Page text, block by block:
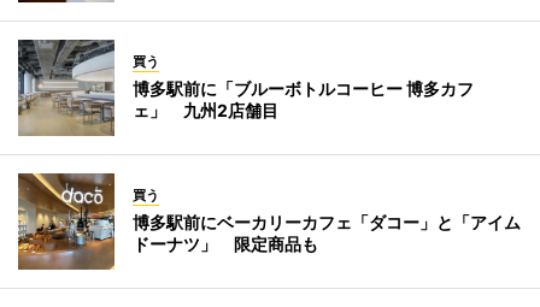
買う
博多駅前に「ブルーボトルコーヒー 博多カフ
ェ」 九州2店舗目
買う
博多駅前にベーカリーカフェ「ダコー」と「アイム
ドーナツ」 限定商品も